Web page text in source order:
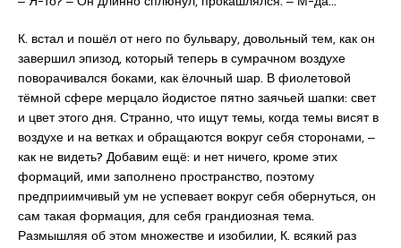
К. встал и пошёл от него по бульвару, довольный тем, как он
завершил эпизод, который теперь в сумрачном воздухе
поворачивался боками, как ёлочный шар. В фиолетовой
тёмной сфере мерцало йодистое пятно заячьей шапки: свет
и цвет этого дня. Странно, что ищут темы, когда темы висят в
воздухе и на ветках и обращаются вокруг себя сторонами, ‒
как не видеть? Добавим ещё: и нет ничего, кроме этих
формаций, ими заполнено пространство, поэтому
предприимчивый ум не успевает вокруг себя обернуться, он
сам такая формация, для себя грандиозная тема.
Размышляя об этом множестве и изобилии, К. всякий раз